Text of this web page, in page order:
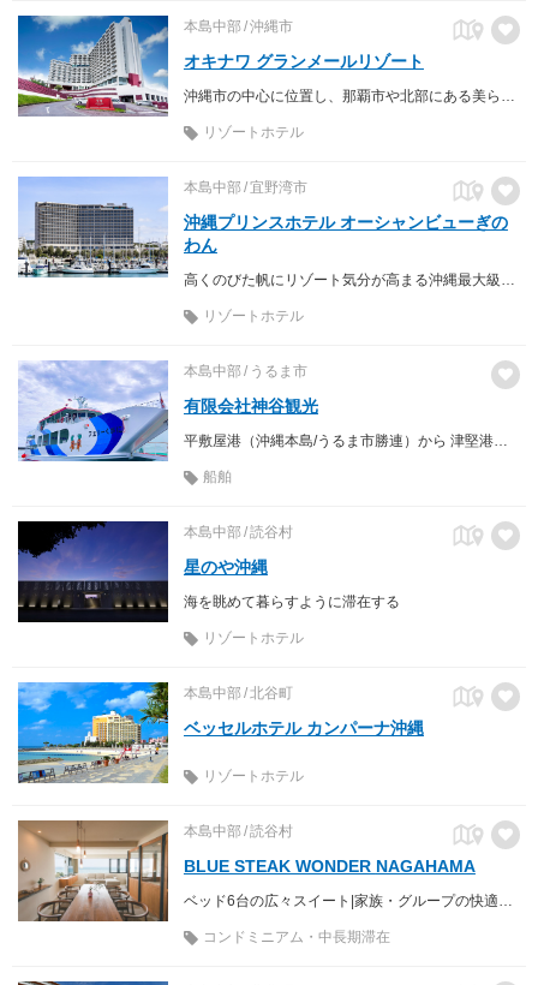
本島中部 沖縄市
オキナワ グランメールリゾート
リゾートホテル
本島中部 宜野湾市
沖縄プリンスホテル オーシャンビューぎの
わん
リゾートホテル
本島中部 うるま市
有限会社神谷観光
平敷屋港（沖縄本島/うるま市勝連）から 津堅港（津堅島）間を運航
船舶
本島中部 読谷村
星のや沖縄
海を眺めて暮らすように滞在する
リゾートホテル
本島中部 北谷町
ベッセルホテル カンパーナ沖縄
リゾートホテル
本島中部 読谷村
BLUE STEAK WONDER NAGAHAMA
コンドミニアム・中長期滞在